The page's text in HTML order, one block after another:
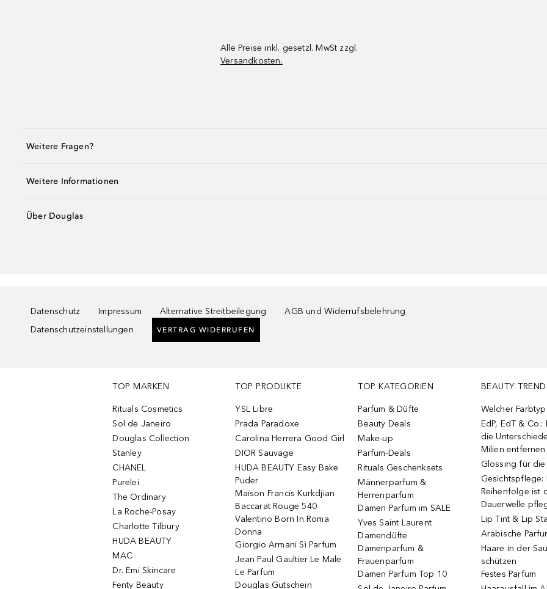
Alle Preise inkl. gesetzl. MwSt zzgl.
Versandkosten.
Weitere Fragen?
Weitere Informationen
Über Douglas
Datenschutz Impressum Alternative Streitbeilegung
AGB und Widerrufsbelehrung
Datenschutzeinstellungen
VERTRAG WIDERRUFEN
TOP MARKEN
Rituals Cosmetics
Sol de Janeiro
Douglas Collection
Stanley
CHANEL
Purelei
The Ordinary
La Roche-Posay
Charlotte Tilbury
HUDA BEAUTY
MAC
Dr. Emi Skincare
Fenty Beauty
TOP PRODUKTE
YSL Libre
Prada Paradoxe
Carolina Herrera Good Girl
DIOR Sauvage
HUDA BEAUTY Easy Bake
Puder
Maison Francis Kurkdjian
Baccarat Rouge 540
Valentino Born In Roma
Donna
Giorgio Armani Si Parfum
Jean Paul Gaultier Le Male
Le Parfum
Douglas Gutschein
TOP KATEGORIEN
Parfum & Düfte
Beauty Deals
Make-up
Parfum-Deals
Rituals Geschenksets
Männerparfum &
Herrenparfum
Damen Parfum im SALE
Yves Saint Laurent
Damendüfte
Damenparfum &
Frauenparfum
Damen Parfum Top 10
BEAUTY
Welcher
EdP, EdT &
die
Milien entfernen
Glossing für die
Gesichtspflege:
Reihenfolge ist
Dauerwelle
Lip Tint & Lip
Arabische
Haare in der
schützen
Festes Parfum